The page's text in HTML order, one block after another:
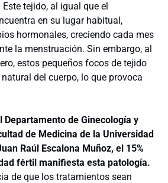
tejido, al igual que el
en su lugar habitual,
hormonales, creciendo cada mes
la menstruación. Sin embargo, al
estos pequeños focos de tejido
del cuerpo, lo que provoca
Departamento de Ginecología y
de Medicina de la Universidad
Raúl Escalona Muñoz, el 15%
fértil manifiesta esta patología.
de que los tratamientos sean